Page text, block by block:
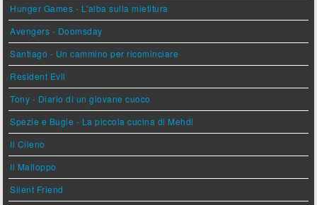
Hunger Games - L'alba sulla mietitura
Avengers - Doomsday
Santiago - Un cammino per ricominciare
Resident Evil
Tony - Diario di un giovane cuoco
Spezie e Bugie - La piccola cucina di Mehdi
Il Cileno
Il Malloppo
Silent Friend